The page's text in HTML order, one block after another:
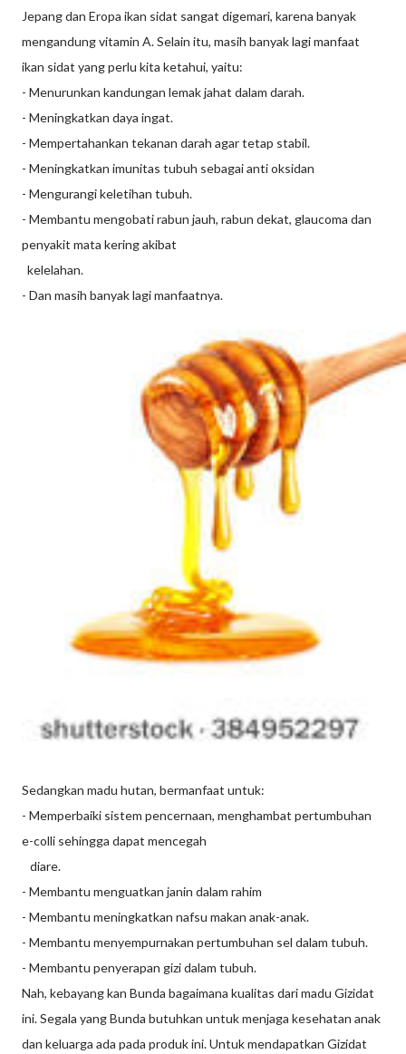
Jepang dan Eropa ikan sidat sangat digemari, karena banyak
mengandung vitamin A. Selain itu, masih banyak lagi manfaat
ikan sidat yang perlu kita ketahui, yaitu:
- Menurunkan kandungan lemak jahat dalam darah.
- Meningkatkan daya ingat.
- Mempertahankan tekanan darah agar tetap stabil.
- Meningkatkan imunitas tubuh sebagai anti oksidan
- Mengurangi keletihan tubuh.
- Membantu mengobati rabun jauh, rabun dekat, glaucoma dan
penyakit mata kering akibat
kelelahan.
- Dan masih banyak lagi manfaatnya.
Sedangkan madu hutan, bermanfaat untuk:
- Memperbaiki sistem pencernaan, menghambat pertumbuhan
e-colli sehingga dapat mencegah
diare.
- Membantu menguatkan janin dalam rahim
- Membantu meningkatkan nafsu makan anak-anak.
- Membantu menyempurnakan pertumbuhan sel dalam tubuh.
- Membantu penyerapan gizi dalam tubuh.
Nah, kebayang kan Bunda bagaimana kualitas dari madu Gizidat
ini. Segala yang Bunda butuhkan untuk menjaga kesehatan anak
dan keluarga ada pada produk ini. Untuk mendapatkan Gizidat